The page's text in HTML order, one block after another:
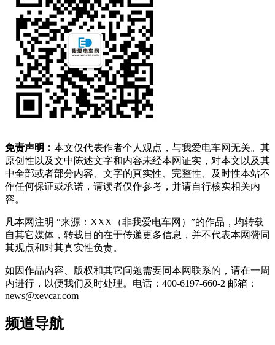
免责声明： 本文仅代表作者个人观点，与我爱电车网无关。其
原创性以及文中陈述文字和内容未经本网证实，对本文以及其
中全部或者部分内容、文字的真实性、完整性、及时性本站不
作任何保证或承诺，请读者仅作参考，并请自行核实相关内
容。
凡本网注明 “来源：XXX（非我爱电车网）”的作品，均转载
自其它媒体，转载目的在于传递更多信息，并不代表本网赞同
其观点和对其真实性负责。
如因作品内容、版权和其它问题需要同本网联系的，请在一周
内进行，以便我们及时处理。电话：400-6197-660-2 邮箱：
news@xevcar.com
频道导航